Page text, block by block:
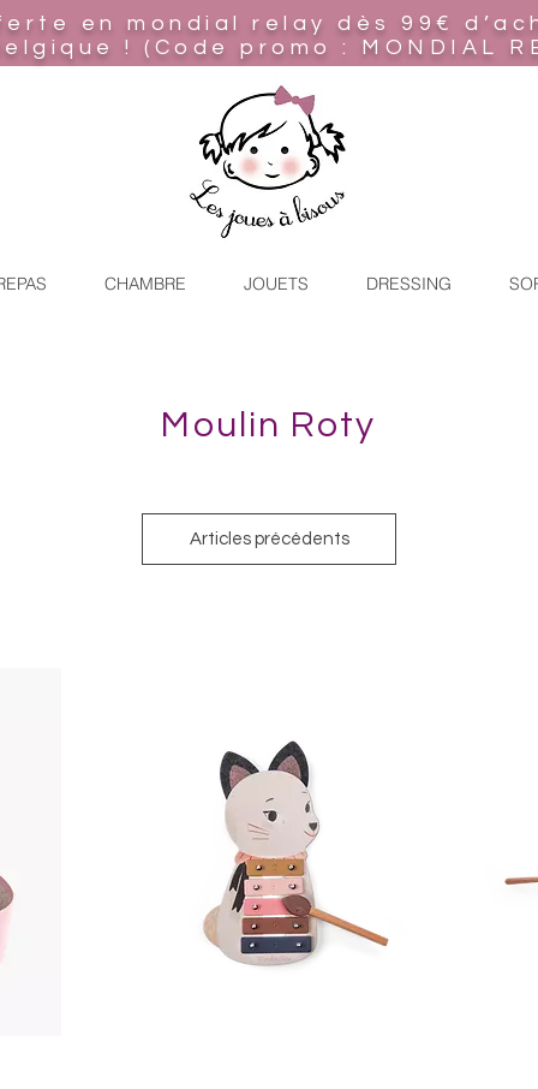
en mondial relay
dès 99€
! (Code promo : MONDIAL
CHAMBRE JOUETS DRESSING
Moulin Roty
Articles précédents